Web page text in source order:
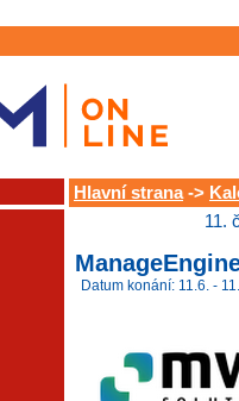
Hlavní strana->
11.
Datum konání: 11.6. -